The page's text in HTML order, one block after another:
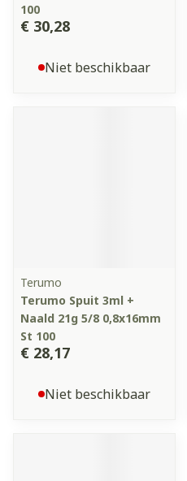
100
€ 30,28
Niet beschikbaar
Terumo
Terumo Spuit 3ml +
Naald 21g 5/8 0,8x16mm
St 100
€ 28,17
Niet beschikbaar